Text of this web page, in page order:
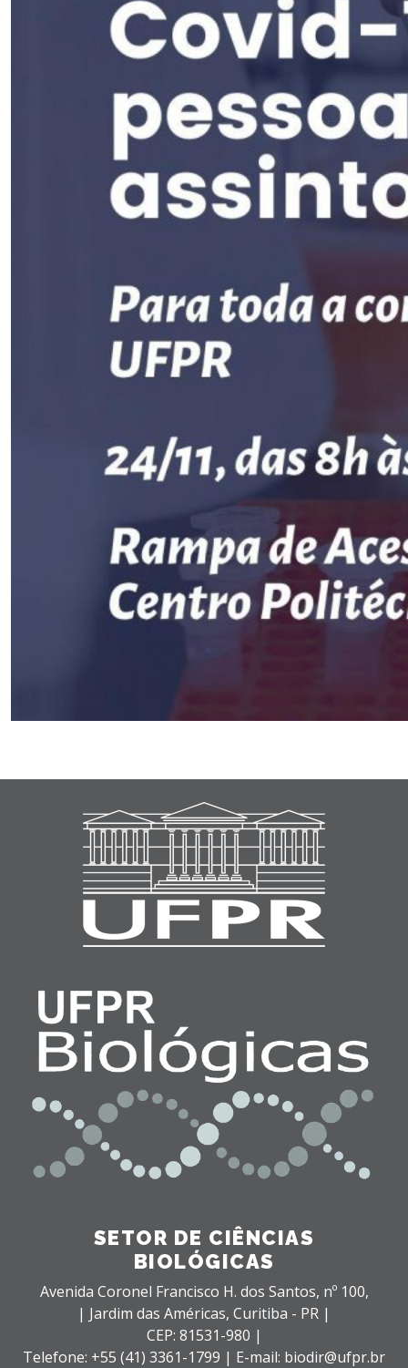
SETOR DE CIÊNCIAS
BIOLÓGICAS
Avenida Coronel Francisco H. dos Santos, nº 100,
| Jardim das Américas, Curitiba - PR |
CEP: 81531-980 |
Telefone: +55 (41) 3361-1799 | E-mail: biodir@ufpr.br